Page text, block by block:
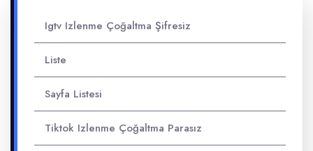
Igtv Izlenme Çoğaltma Şifresiz
Liste
Sayfa Listesi
Tiktok Izlenme Çoğaltma Parasız